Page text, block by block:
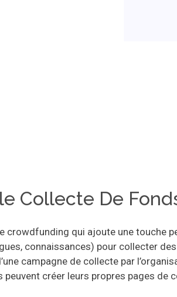
Collecte De
qui ajoute une touche
connaissances) pour collecter
campagne de collecte par
peuvent créer leurs propres pages de